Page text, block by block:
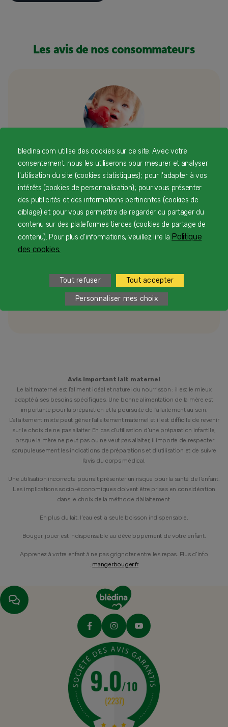
Les avis de nos consommateurs
Besoin d’échanger ou d’un conseil
personnalisé
Une équipe d’experts en nutrition infantile rien que
pour vous 24/7 gratuitement
Service et appel gratuits en France hors collectivités
d'Outre-Mer​
du lundi au vendredi de 9h à 19h et samedi de 9h à 18h
Avis important lait maternel
Le lait maternel est l’aliment idéal et naturel du nourrisson : il est le mieux
adapté à ses besoins spécifiques. Une bonne alimentation de la mère est
importante pour la préparation et la poursuite de l’allaitement au sein.
L’allaitement mixte peut gêner l’allaitement maternel et il est difficile de revenir
sur le choix de ne pas allaiter. En cas d’utilisation d’une préparation infantile,
lorsque la mère ne peut pas ou ne veut pas allaiter, il importe de respecter
scrupuleusement les indications de préparations et d’utilisation et de suivre
l’avis du corps médical.
Une utilisation incorrecte pourrait présenter un risque pour la santé de l’enfant.
Les implications socio-économiques doivent être prises en considération
dans le choix de la méthode d’allaitement.
En plus du lait, l’eau est la seule boisson indispensable.
Bouger, jouer est indispensable au développement de votre enfant.
Apprenez à votre enfant à ne pas grignoter entre les repas. Plus d’info
: mangerbouger.fr
bledina.com utilise des cookies sur ce site. Avec votre
consentement, nous les utiliserons pour mesurer et analyser
l'utilisation du site (cookies statistiques) ; pour l'adapter à vos
intérêts (cookies de personnalisation) ; pour vous présenter
des publicités et des informations pertinentes (cookies de
ciblage) et pour vous permettre de regarder ou partager du
contenu sur des plateformes tierces (cookies de partage de
contenu). Pour plus d'informations, veuillez lire la Politique
des cookies.
Tout refuser Tout accepter
Personnaliser mes choix